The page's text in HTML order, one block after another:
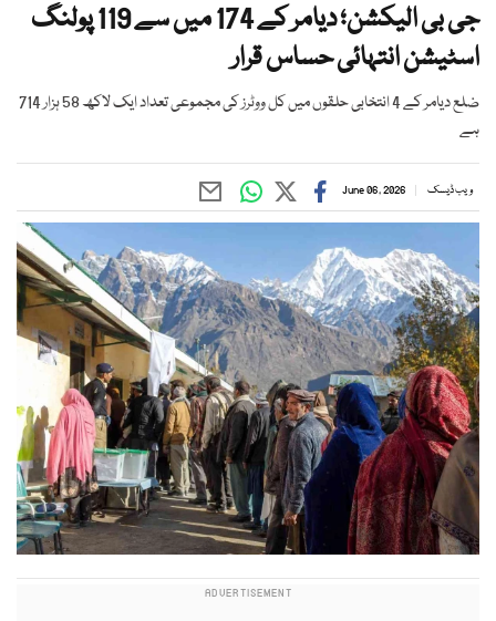
جی بی الیکشن؛ دیامر کے 174 میں سے 119 پولنگ
اسٹیشن انتہائی حساس قرار
ضلع دیامر کے 4 انتخابی حلقوں میں کل ووٹرز کی مجموعی تعداد ایک لاکھ 58 ہزار 714
ہے
ویب ڈیسک June 06, 2026